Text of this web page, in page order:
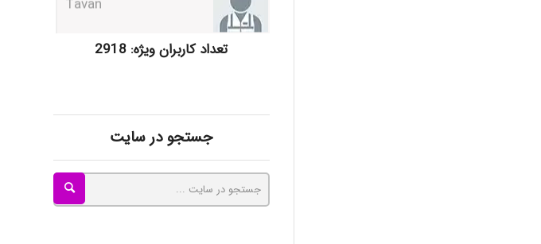
akhtar shahsavandi
ayda habibnejad
تعداد کاربران ویژه: 2918
جستجو در سایت